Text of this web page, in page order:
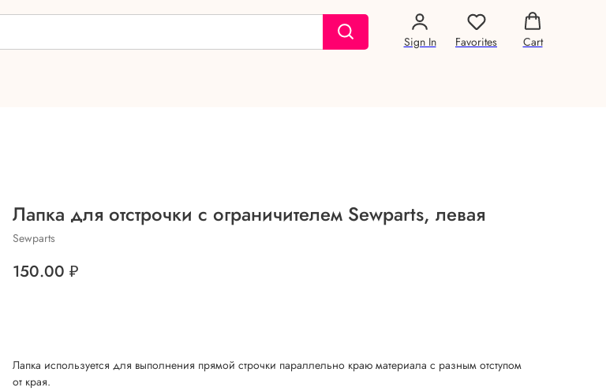
Sign In Favorites Cart
Лапка для отстрочки с ограничителем Sewparts, левая
Sewparts
150.00 ₽
Лапка используется для выполнения прямой строчки параллельно краю материала с разным отступом
от края.